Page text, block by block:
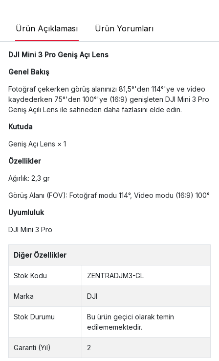
Ürün Açıklaması Ürün Yorumları
DJI Mini 3 Pro Geniş Açı Lens
Genel Bakış
Fotoğraf çekerken görüş alanınızı 81,5°'den 114°'ye ve video
kaydederken 75°'den 100°'ye (16:9) genişleten DJI Mini 3 Pro
Geniş Açılı Lens ile sahneden daha fazlasını elde edin.
Kutuda
Geniş Açı Lens × 1
Özellikler
Ağırlık: 2,3 gr
Görüş Alanı (FOV): Fotoğraf modu 114°, Video modu (16:9) 100°
Uyumluluk
DJI Mini 3 Pro
Diğer Özellikler
Stok Kodu ZENTRADJM3-GL
Marka DJI
Stok Durumu
Bu ürün geçici olarak temin
edilememektedir.
Garanti (Yıl) 2